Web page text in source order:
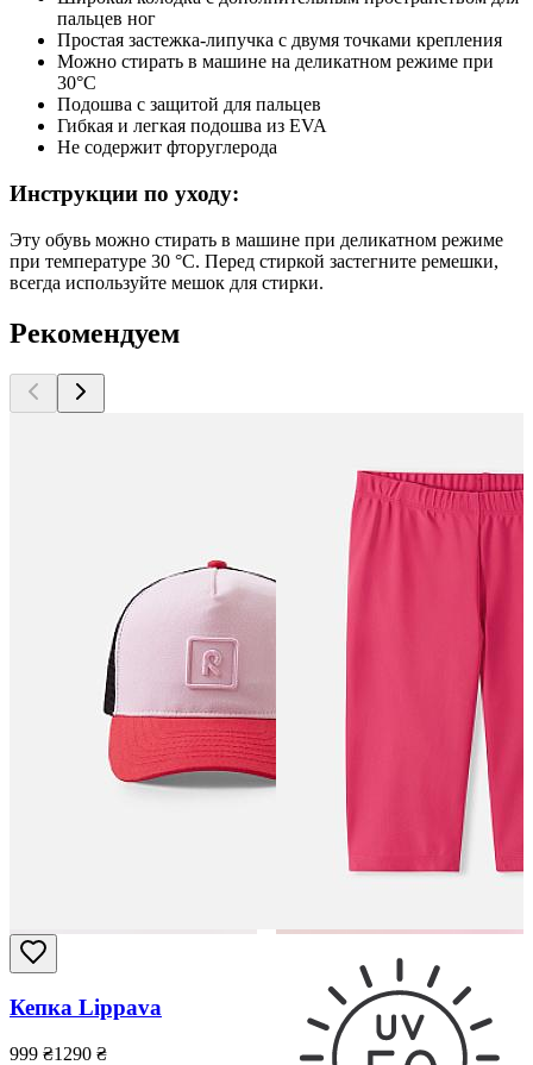
пальцев ног
Простая застежка-липучка с двумя точками крепления
Можно стирать в машине на деликатном режиме при
30°C
Подошва с защитой для пальцев
Гибкая и легкая подошва из EVA
Не содержит фторуглерода
Инструкции по уходу:
Эту обувь можно стирать в машине при деликатном режиме
при температуре 30 °C. Перед стиркой застегните ремешки,
всегда используйте мешок для стирки.
Рекомендуем
Кепка Lippava
999 ₴1290 ₴